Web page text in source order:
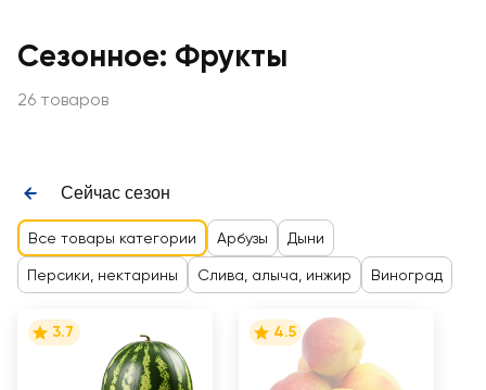
Сезонное: Фрукты
26 товаров
Сейчас сезон
Все товары категории Арбузы Дыни
Персики, нектарины Слива, алыча, инжир Виноград
3.7 4.5